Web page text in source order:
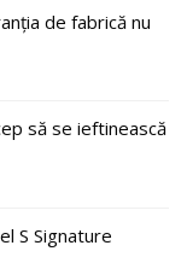
de fabrică nu
să se ieftinească
S Signature